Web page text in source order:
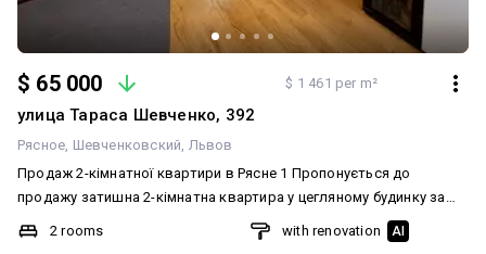
$ 65 000 $ 1 461 per m²
улица Тараса Шевченко, 392
Рясное Шевченковский Львов
Продаж 2-кімнатної квартири в Рясне 1 Пропонується до
продажу затишна 2-кімнатна квартира у цегляному будинку за
адресою: м. Львів, район Рясне, вул. Шевченка, 392 🔹 Площа —
44,5 м 🔹 Поверх — 8 із 9 🔹 Цегляний будинок 🔹 Утеплений фасад
2 rooms
with renovation AI